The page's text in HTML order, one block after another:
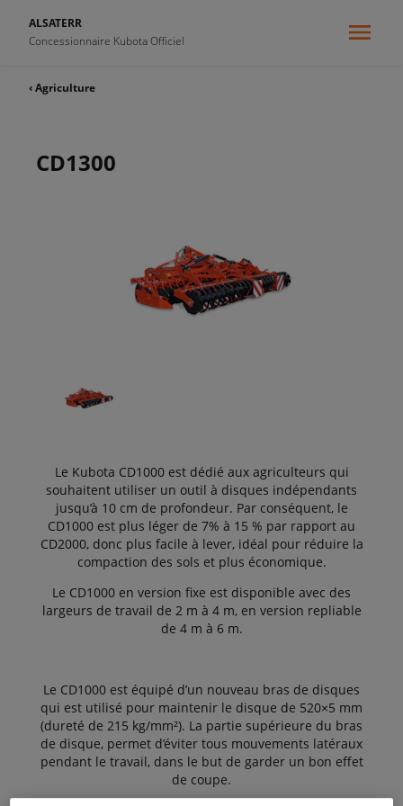
ALSATERR
Concessionnaire Kubota Officiel
‹ Agriculture
CD1300
Le Kubota CD1000 est dédié aux agriculteurs qui
souhaitent utiliser un outil à disques indépendants
jusqu’à 10 cm de profondeur. Par conséquent, le
CD1000 est plus léger de 7% à 15 % par rapport au
CD2000, donc plus facile à lever, idéal pour réduire la
compaction des sols et plus économique.
Le CD1000 en version fixe est disponible avec des
largeurs de travail de 2 m à 4 m, en version repliable
de 4 m à 6 m.
Le CD1000 est équipé d’un nouveau bras de disques
qui est utilisé pour maintenir le disque de 520×5 mm
(dureté de 215 kg/mm²). La partie supérieure du bras
de disque, permet d’éviter tous mouvements latéraux
pendant le travail, dans le but de garder un bon effet
de coupe.